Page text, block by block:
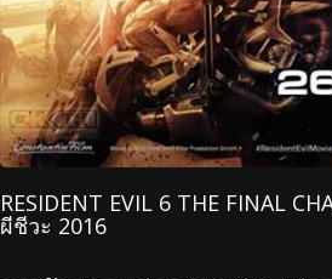
RESIDENT EVIL 6 THE FINAL
ผีชีวะ 2016